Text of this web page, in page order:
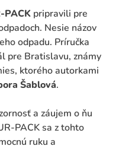
PACK pripravili pre
Nesie názov
odpadu. Príručka
pre Bratislavu, známy
ktorého autorkami
Šablová.
a záujem o ňu
PACK sa z tohto
ruku a